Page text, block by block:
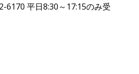
6170 平日8:30～17:15のみ受